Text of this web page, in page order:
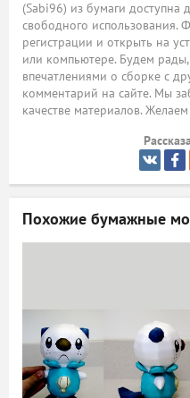
(Sabi96) из бумаги доступна
свободного использования.
регистрации и открыть на
или компьютере. Будем
впечатлениями о сборке с
комментарий на сайте. Мы
качестве материалов.
Похожие бумажные